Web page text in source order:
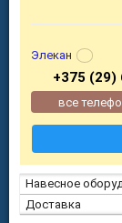
Навесное
Доставка
Элекан
+375 (29)
все